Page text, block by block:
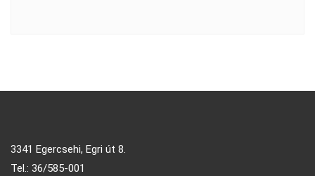
3341 Egercsehi, Egri út 8.
Tel.: 36/585-001